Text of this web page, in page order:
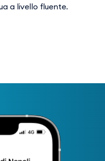
a livello fluente.